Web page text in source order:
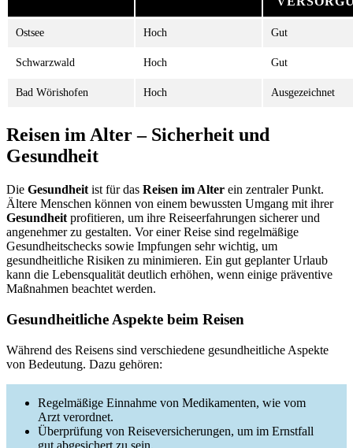
Ostsee Hoch Gut
Schwarzwald Hoch Gut
Bad Wörishofen Hoch Ausgezeichnet
Reisen im Alter – Sicherheit und
Gesundheit
Die Gesundheit ist für das Reisen im Alter ein zentraler Punkt.
Ältere Menschen können von einem bewussten Umgang mit ihrer
Gesundheit profitieren, um ihre Reiseerfahrungen sicherer und
angenehmer zu gestalten. Vor einer Reise sind regelmäßige
Gesundheitschecks sowie Impfungen sehr wichtig, um
gesundheitliche Risiken zu minimieren. Ein gut geplanter Urlaub
kann die Lebensqualität deutlich erhöhen, wenn einige präventive
Maßnahmen beachtet werden.
Gesundheitliche Aspekte beim Reisen
Während des Reisens sind verschiedene gesundheitliche Aspekte
von Bedeutung. Dazu gehören:
Regelmäßige Einnahme von Medikamenten, wie vom
Arzt verordnet.
Überprüfung von Reiseversicherungen, um im Ernstfall
gut abgesichert zu sein.